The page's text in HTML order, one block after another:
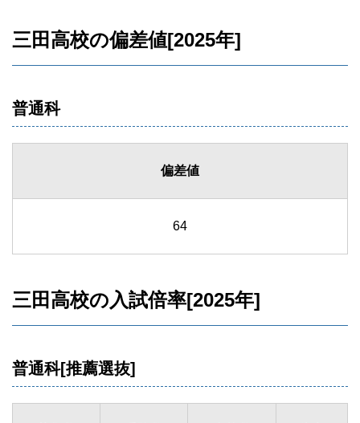
三田高校の偏差値[2025年]
普通科
偏差値
64
三田高校の入試倍率[2025年]
普通科[推薦選抜]